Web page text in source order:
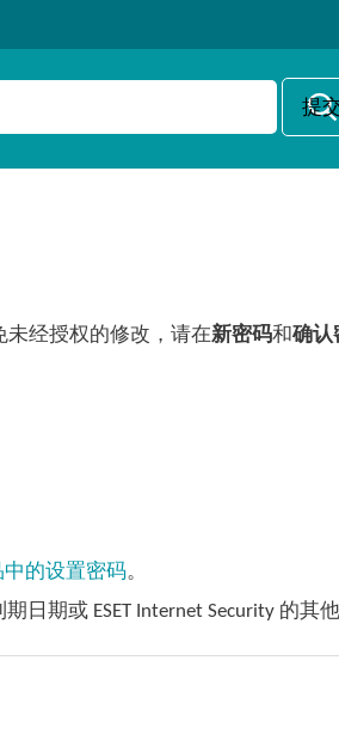
未经授权的修改，请在新密码和确认
中的设置密码。
日期或 ESET Internet Security 的其